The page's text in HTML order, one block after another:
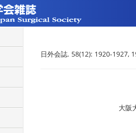
日外会誌. 58(12): 1920-1927,
大阪